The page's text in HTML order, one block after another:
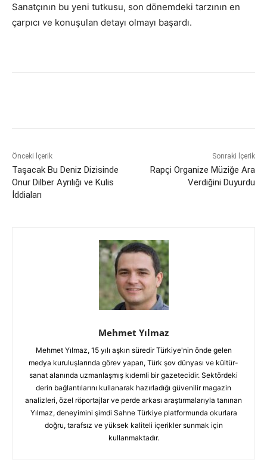
Sanatçının bu yeni tutkusu, son dönemdeki tarzının en
çarpıcı ve konuşulan detayı olmayı başardı.
Önceki İçerik
Taşacak Bu Deniz Dizisinde
Onur Dilber Ayrılığı ve Kulis
İddiaları
Sonraki İçerik
Rapçi Organize Müziğe Ara
Verdiğini Duyurdu
Mehmet Yılmaz
Mehmet Yılmaz, 15 yılı aşkın süredir Türkiye'nin önde gelen
medya kuruluşlarında görev yapan, Türk şov dünyası ve kültür-
sanat alanında uzmanlaşmış kıdemli bir gazetecidir. Sektördeki
derin bağlantılarını kullanarak hazırladığı güvenilir magazin
analizleri, özel röportajlar ve perde arkası araştırmalarıyla tanınan
Yılmaz, deneyimini şimdi Sahne Türkiye platformunda okurlara
doğru, tarafsız ve yüksek kaliteli içerikler sunmak için
kullanmaktadır.